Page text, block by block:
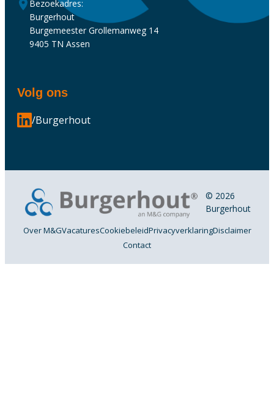
Bezoekadres:
Burgerhout
Burgemeester Grollemanweg 14
9405 TN Assen
Volg ons
/Burgerhout
© 2026
Burgerhout
Over M&GVacaturesCookiebeleidPrivacyverklaringDisclaimer
Contact